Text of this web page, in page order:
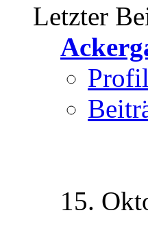
Letzter
Profil
15.